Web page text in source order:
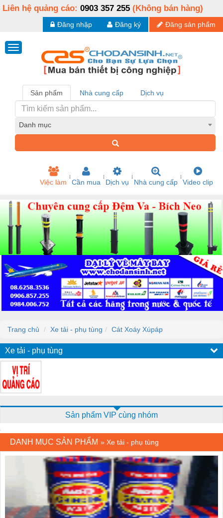
Liên hệ quảng cáo: 0903 357 255 (Không bán hàng)
Đăng sản phẩm
Đăng ký
Đăng nhập
Sản phẩm Nhà cung cấp Dịch vụ
Danh mục
Việc làm Cần mua Dịch vụ Nhà cung cấp Video clip
Trang chủ Xe tải - phụ tùng Cát Xoáy Xúpáp
Xe tải - phụ tùng
Sản phẩm VIP cùng nhóm
DANH MỤC SẢN PHẨM » Xe tải - phụ tùng